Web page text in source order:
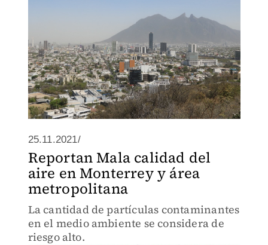
25.11.2021/
Reportan Mala calidad del
aire en Monterrey y área
metropolitana
La cantidad de partículas contaminantes
en el medio ambiente se considera de
riesgo alto.